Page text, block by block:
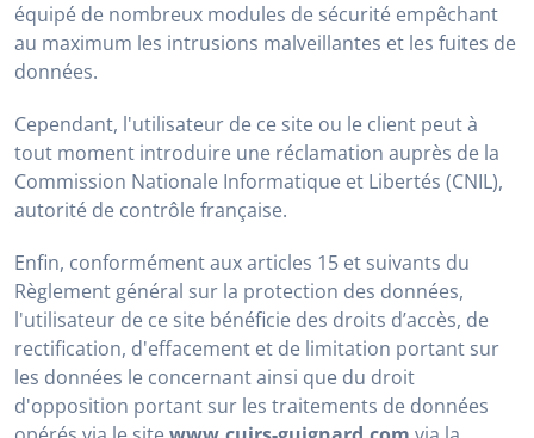
équipé de nombreux modules de sécurité empêchant
au maximum les intrusions malveillantes et les fuites de
données.
Cependant, l'utilisateur de ce site ou le client peut à
tout moment introduire une réclamation auprès de la
Commission Nationale Informatique et Libertés (CNIL),
autorité de contrôle française.
Enfin, conformément aux articles 15 et suivants du
Règlement général sur la protection des données,
l'utilisateur de ce site bénéficie des droits d’accès, de
rectification, d'effacement et de limitation portant sur
les données le concernant ainsi que du droit
d'opposition portant sur les traitements de données